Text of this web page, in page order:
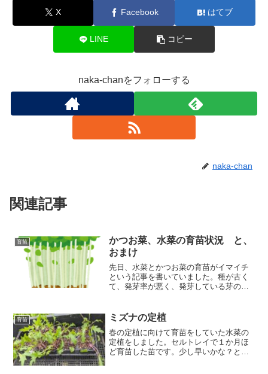
X Facebook はてブ
LINE コピー
naka-chanをフォローする
naka-chan
関連記事
育苗
かつお菜、水菜の育苗状況 と、
おまけ
先日、水菜とかつお菜の育苗がイマイチ
という記事を書いていました。種が古く
て、発芽率が悪く、発芽している芽の元
てきましたよ！
育苗 ミズナの定植
春の定植に向けて育苗をしていた水菜の
定植をしました。セルトレイで１か月ほ
ど育苗した苗です。少し早いかな？とは